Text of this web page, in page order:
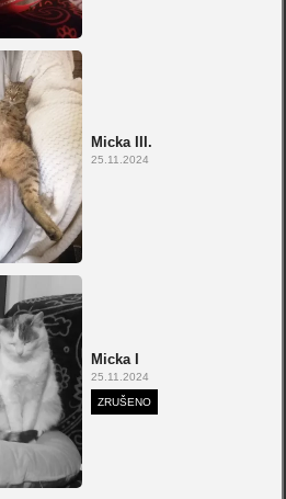
Micka III.
25.11.2024
Micka I
25.11.2024
ZRUŠENO